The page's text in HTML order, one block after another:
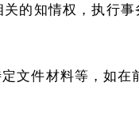
的知情权，执行
文件材料等，如